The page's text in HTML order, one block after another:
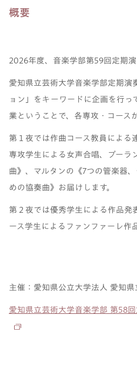
概要
2026年度、音楽学部第59回定期演
愛知県立芸術大学音楽学部定期演
ョン」をキーワードに企画を行っ
業ということで、各専攻・コース
第１夜では作曲コース教員による
専攻学生による女声合唱、プーラ
曲》、マルタンの《7つの管楽器
めの協奏曲》お届けします。
第２夜では優秀学生による作品発
ース学生によるファンファーレ作
主催：愛知県公立大学法人 愛知県
愛知県立芸術大学音楽学部 第58